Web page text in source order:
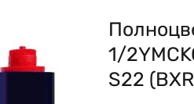
1/
S22